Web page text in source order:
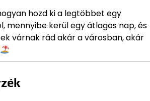
hozd ki a legtöbbet egy
mennyibe kerül egy átlagos nap, és
várnak rád akár a városban, akár